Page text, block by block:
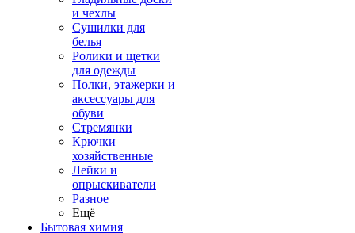
и чехлы
Сушилки для
белья
Ролики и щетки
для одежды
Полки, этажерки и
аксессуары для
обуви
Стремянки
Крючки
хозяйственные
Лейки и
опрыскиватели
Разное
Ещё
Бытовая химия